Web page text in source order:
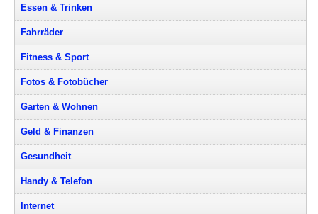
Essen & Trinken
Fahrräder
Fitness & Sport
Fotos & Fotobücher
Garten & Wohnen
Geld & Finanzen
Gesundheit
Handy & Telefon
Internet